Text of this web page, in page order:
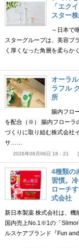
「エク
スター
～日本で
スターグループは、美容ブ
く厚くなった角層を柔ら
オーラ
ラフル
所
腸内フロ
を配合（※） 腸内フローラ
づくりに取り組む株式会社
サ……
2026年08月06日 18：21
4種類の
習慣。
ローチ
式会社
新日本製薬 株式会社は、機
国内売上No.1※1の「
ルスケアブランド『Fun